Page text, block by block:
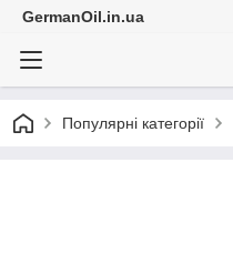
GermanOil.in.ua
Популярні категорії